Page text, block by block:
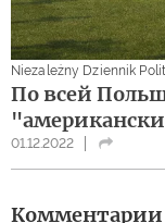
Niezależny Dziennik
По всей
01.12.2022
Комментарии